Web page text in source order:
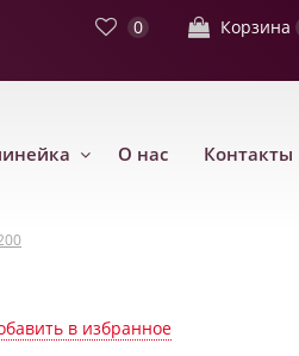
0 Корзина
О нас Контакты
в избранное